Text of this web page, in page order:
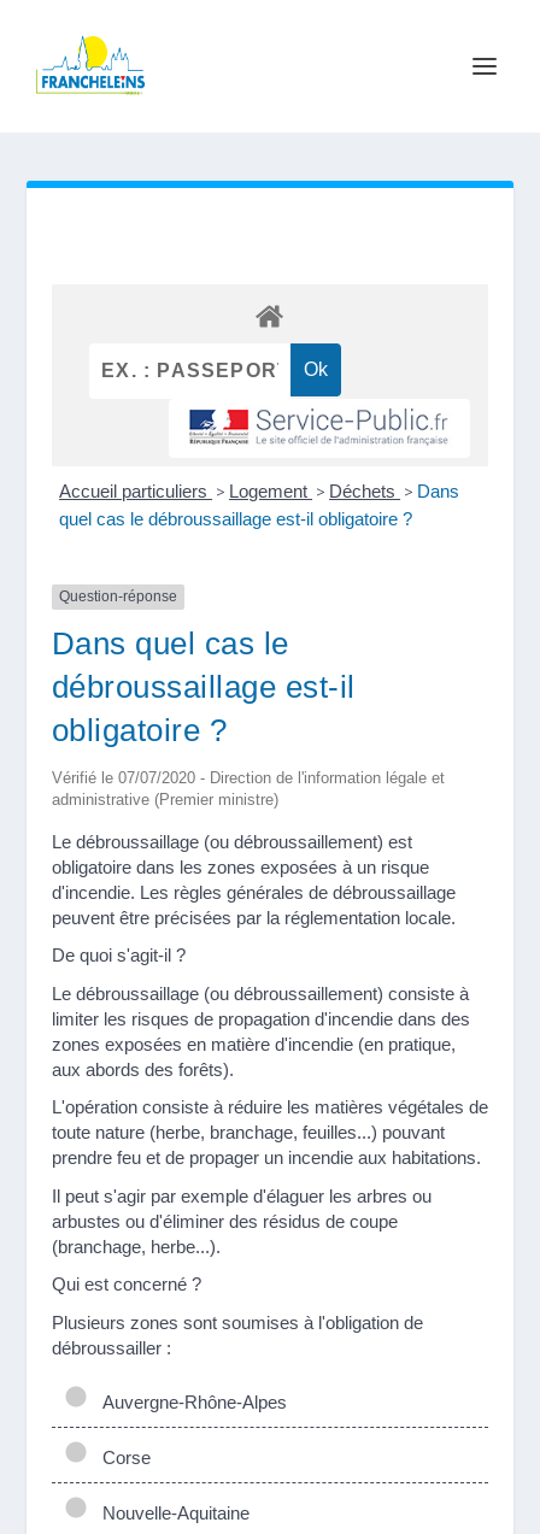
Accueil particuliers > Logement > Déchets > Dans
quel cas le débroussaillage est-il obligatoire ?
Question-réponse
Dans quel cas le
débroussaillage est-il
obligatoire ?
Vérifié le 07/07/2020 - Direction de l'information légale et
administrative (Premier ministre)
Le débroussaillage (ou débroussaillement) est
obligatoire dans les zones exposées à un risque
d'incendie. Les règles générales de débroussaillage
peuvent être précisées par la réglementation locale.
De quoi s'agit-il ?
Le débroussaillage (ou débroussaillement) consiste à
limiter les risques de propagation d'incendie dans des
zones exposées en matière d'incendie (en pratique,
aux abords des forêts).
L'opération consiste à réduire les matières végétales de
toute nature (herbe, branchage, feuilles...) pouvant
prendre feu et de propager un incendie aux habitations.
Il peut s'agir par exemple d'élaguer les arbres ou
arbustes ou d'éliminer des résidus de coupe
(branchage, herbe...).
Qui est concerné ?
Plusieurs zones sont soumises à l'obligation de
débroussailler :
Auvergne-Rhône-Alpes
Corse
Nouvelle-Aquitaine